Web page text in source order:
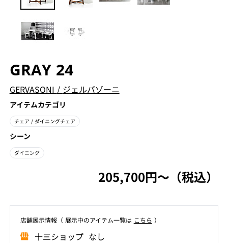
GRAY 24
GERVASONI / ジェルバゾーニ
アイテムカテゴリ
チェア / ダイニングチェア
シーン
ダイニング
205,700円〜（税込）
店舗展⽰情報（ 展⽰中のアイテム⼀覧は こちら ）
⼗三ショップ なし